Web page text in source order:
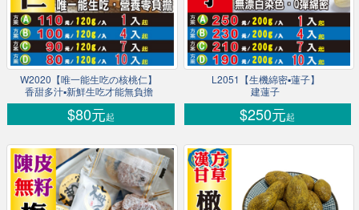
W2020【唯一能生吃の核桃仁】
香甜多汁▪新鮮生吃才能無負擔
$80元起
L2051【生機綿密▪蓮子】
建蓮子
$250元起